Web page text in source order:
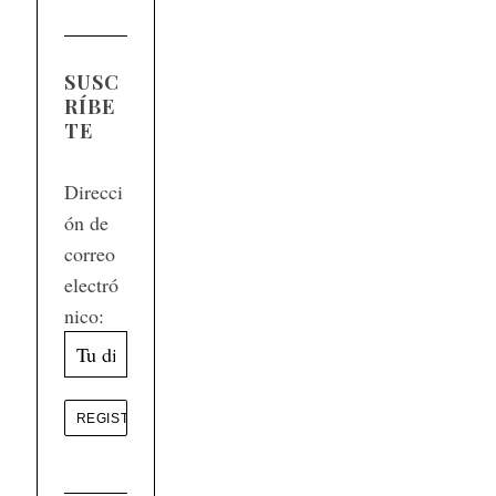
SUSC
RÍBE
TE
Direcci
ón de
correo
electró
nico: